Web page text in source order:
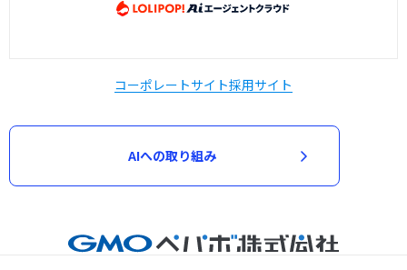
コーポレートサイト採用サイト
AIへの取り組み